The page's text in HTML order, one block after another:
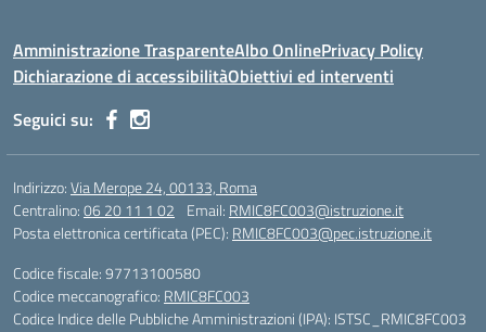
Amministrazione TrasparenteAlbo OnlinePrivacy Policy
Dichiarazione di accessibilitàObiettivi ed interventi
Seguici su:
Indirizzo:Via Merope 24, 00133, Roma
Centralino:06 20 11 1 02 Email: RMIC8FC003@istruzione.it
Posta elettronica certificata (PEC): RMIC8FC003@pec.istruzione.it
Codice fiscale: 97713100580
Codice meccanografico: RMIC8FC003
Codice Indice delle Pubbliche Amministrazioni (IPA): ISTSC_RMIC8FC003